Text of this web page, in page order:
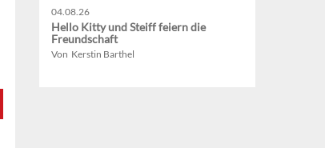
04.08.26
Hello Kitty und Steiff feiern die
Freundschaft
Von Kerstin Barthel